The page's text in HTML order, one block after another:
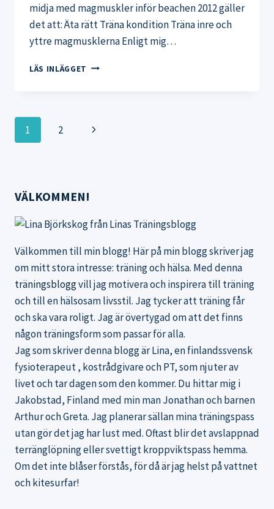
midja med magmuskler inför beachen 2012 gäller
det att: Äta rätt Träna kondition Träna inre och
yttre magmusklerna Enligt mig…
LÄS INLÄGGET TRÄNA
ATT
Page
1 2
Next
VÄLKOMMEN!
Välkommen till min blogg! Här på min blogg skriver jag
om mitt stora intresse: träning och hälsa. Med denna
träningsbloggvill jag motivera och inspirera till träning
och till en hälsosam livsstil. Jag tycker att träning får
och ska vara roligt. Jag är övertygad om att det finns
någon träningsform som passar för alla.
Jag som skriver denna blogg är Lina, en finlandssvensk
fysioterapeut , kostrådgivare och PT, som njuter av
livet och tar dagen som den kommer. Du hittar mig i
Jakobstad, Finland med min man Jonathan och barnen
Arthur och Greta. Jag planerar sällan mina träningspass
utan gör det jag har lust med. Oftast blir det avslappnad
terränglöpning eller svettigt kroppviktspass hemma.
Om det inte blåser förstås, för då är jag helst på vattnet
och kitesurfar!